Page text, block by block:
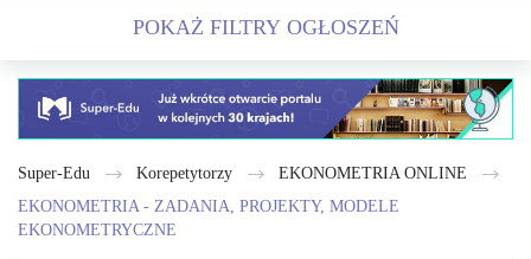
POKAŻ FILTRY OGŁOSZEŃ
Super-Edu Korepetytorzy
EKONOMETRIA ONLINE
EKONOMETRIA - ZADANIA, PROJEKTY, MODELE
EKONOMETRYCZNE